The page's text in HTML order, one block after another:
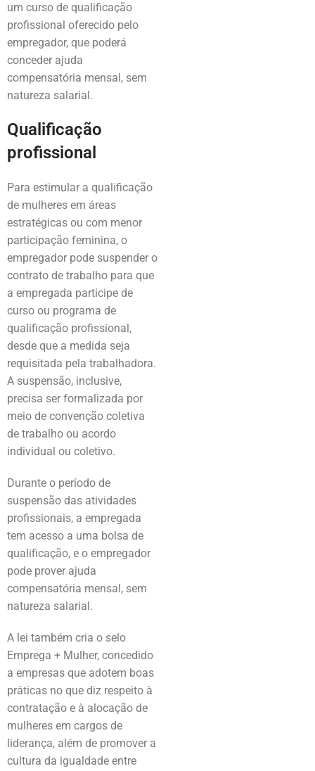
um curso de qualificação
profissional oferecido pelo
empregador, que poderá
conceder ajuda
compensatória mensal, sem
natureza salarial.
Qualificação
profissional
Para estimular a qualificação
de mulheres em áreas
estratégicas ou com menor
participação feminina, o
empregador pode suspender o
contrato de trabalho para que
a empregada participe de
curso ou programa de
qualificação profissional,
desde que a medida seja
requisitada pela trabalhadora.
A suspensão, inclusive,
precisa ser formalizada por
meio de convenção coletiva
de trabalho ou acordo
individual ou coletivo.
Durante o período de
suspensão das atividades
profissionais, a empregada
tem acesso a uma bolsa de
qualificação, e o empregador
pode prover ajuda
compensatória mensal, sem
natureza salarial.
A lei também cria o selo
Emprega + Mulher, concedido
a empresas que adotem boas
práticas no que diz respeito à
contratação e à alocação de
mulheres em cargos de
liderança, além de promover a
cultura da igualdade entre